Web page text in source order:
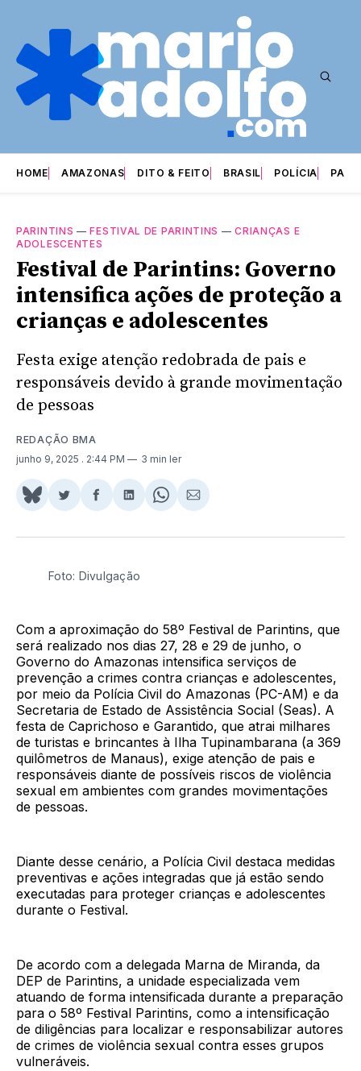
HOME AMAZONAS DITO & FEITO BRASIL POLÍCIA
PARINTINS —FESTIVAL DE PARINTINS —CRIANÇAS E
ADOLESCENTES
Festival de Parintins: Governo
intensifica ações de proteção a
crianças e adolescentes
Festa exige atenção redobrada de pais e
responsáveis devido à grande movimentação
de pessoas
REDAÇÃO BMA
junho 9, 2025 . 2:44 PM 3 min ler
Share
BlueSky
Compartilhar
Twitter
Compartilhar
Facebook
Compartilhar
LinkedIn
Share
WhatsApp
Compartilhar
Email
Foto: Divulgação
Com a aproximação do 58º Festival de Parintins, que
será realizado nos dias 27, 28 e 29 de junho, o
Governo do Amazonas intensifica serviços de
prevenção a crimes contra crianças e adolescentes,
por meio da Polícia Civil do Amazonas (PC-AM) e da
Secretaria de Estado de Assistência Social (Seas). A
festa de Caprichoso e Garantido, que atrai milhares
de turistas e brincantes à Ilha Tupinambarana (a 369
quilômetros de Manaus), exige atenção de pais e
responsáveis diante de possíveis riscos de violência
sexual em ambientes com grandes movimentações
de pessoas.
Diante desse cenário, a Polícia Civil destaca medidas
preventivas e ações integradas que já estão sendo
executadas para proteger crianças e adolescentes
durante o Festival.
De acordo com a delegada Marna de Miranda, da
DEP de Parintins, a unidade especializada vem
atuando de forma intensificada durante a preparação
para o 58º Festival Parintins, como a intensificação
de diligências para localizar e responsabilizar autores
de crimes de violência sexual contra esses grupos
vulneráveis.